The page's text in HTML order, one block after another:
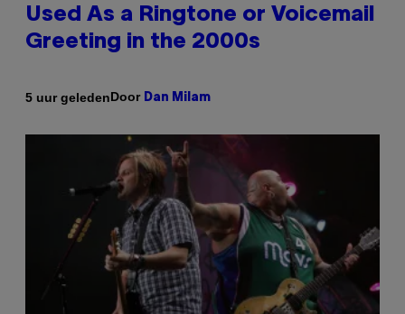
Used As a Ringtone or Voicemail
Greeting in the 2000s
5 uur geledenDoor Dan Milam